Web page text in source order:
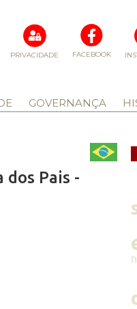
FACEBOOK
PRIVACIDADE
GOVERNANÇA
dos Pais -